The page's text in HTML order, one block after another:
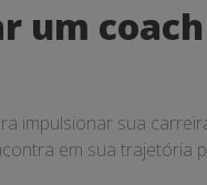
coach
impulsionar sua
em sua trajetória